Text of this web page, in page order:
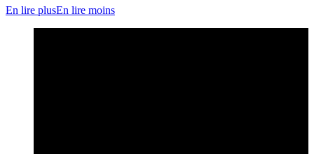
En lire plusEn lire moins